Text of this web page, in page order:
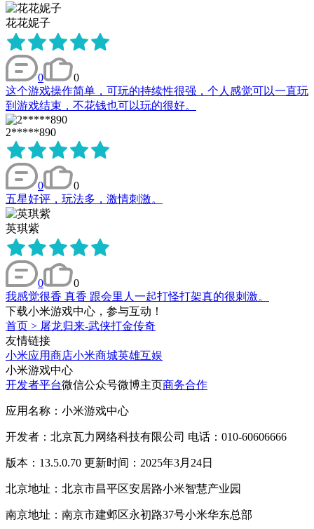
花花妮子
0
0
这个游戏操作简单，可玩的持续性很强，个人感觉可以一直玩
到游戏结束，不花钱也可以玩的很好。
2*****890
0
0
五星好评，玩法多，激情刺激。
英琪紫
0
0
我感觉很香 真香 跟会里人一起打怪打架真的很刺激。
下载小米游戏中心，参与互动！
首页 > 屠龙归来-武侠打金传奇
友情链接
小米应用商店小米商城英雄互娱
小米游戏中心
开发者平台微信公众号微博主页商务合作
应用名称：小米游戏中心
开发者：北京瓦力网络科技有限公司 电话：010-60606666
版本：13.5.0.70 更新时间：2025年3月24日
北京地址：北京市昌平区安居路小米智慧产业园
南京地址：南京市建邺区永初路37号小米华东总部